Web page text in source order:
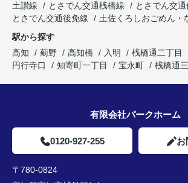
土讃線
とさでん交通桟橋線
とさでん交
とさでん交通後免線
土佐くろしおごめん・
駅から探す
高知
薊野 高知橋 入明 桟橋通二丁目
円行寺口
知寄町一丁目 宝永町 桟橋通
有限会社パークホーム
0120-927-255 お
〒780-0824